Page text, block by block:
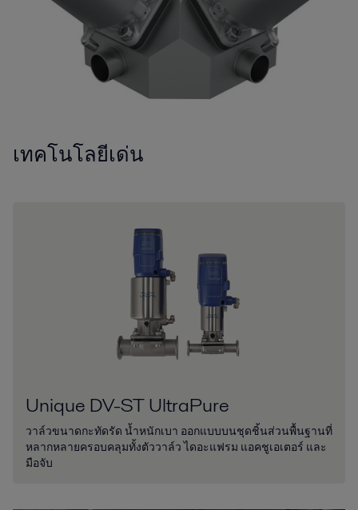
เทคโนโลยีเด่น
Unique DV-ST UltraPure
วาล์วขนาดกะทัดรัด น้ำหนักเบา ออกแบบบนชุดชิ้นส่วนพื้นฐานที่
หลากหลายครอบคลุมทั้งตัววาล์ว ไดอะแฟรม แอคชูเอเตอร์ และ
มือจับ